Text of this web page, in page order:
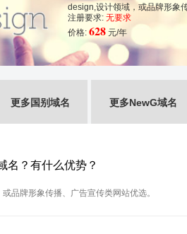
design,设计领域，或品牌形象
注册要求: 无要求
价格: 628 元/年
更多国别域名 更多NewG域名
名？有什么优势？
品牌形象传播、广告宣传类网站优选。